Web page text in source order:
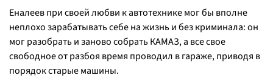
Еналеев при своей любви к автотехнике мог бы вполне
неплохо зарабатывать себе на жизнь и без криминала: он
мог разобрать и заново собрать КАМАЗ, а все свое
свободное от разбоя время проводил в гараже, приводя в
порядок старые машины.